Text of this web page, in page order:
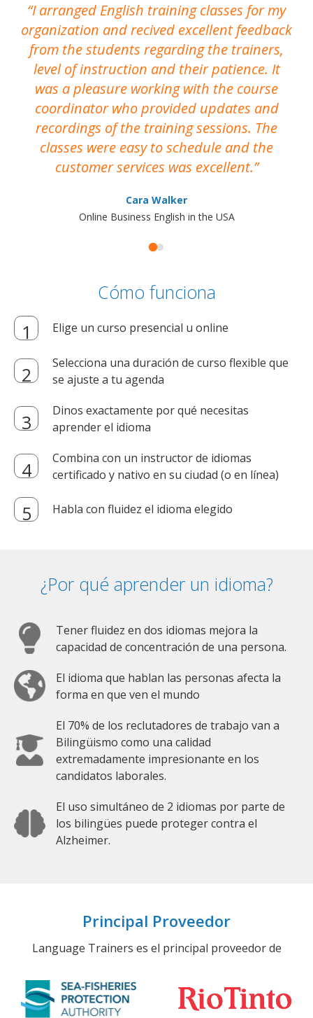
I arranged English training classes for my
organization and recived excellent feedback
from the students regarding the trainers,
level of instruction and their patience. It
was a pleasure working with the course
coordinator who provided updates and
recordings of the training sessions. The
classes were easy to schedule and the
customer services was excellent.
Cara Walker
Online Business English in the USA
Cómo funciona
Elige un curso presencial u online
Selecciona una duración de curso flexible que
se ajuste a tu agenda
Dinos exactamente por qué necesitas
aprender el idioma
Combina con un instructor de idiomas
certificado y nativo en su ciudad (o en línea)
Habla con fluidez el idioma elegido
¿Por qué aprender un idioma?
Tener fluidez en dos idiomas mejora la
capacidad de concentración de una persona.
El idioma que hablan las personas afecta la
forma en que ven el mundo
El 70% de los reclutadores de trabajo van a
Bilingüismo como una calidad
extremadamente impresionante en los
candidatos laborales.
El uso simultáneo de 2 idiomas por parte de
los bilingües puede proteger contra el
Alzheimer.
Principal Proveedor
Language Trainers es el principal proveedor de